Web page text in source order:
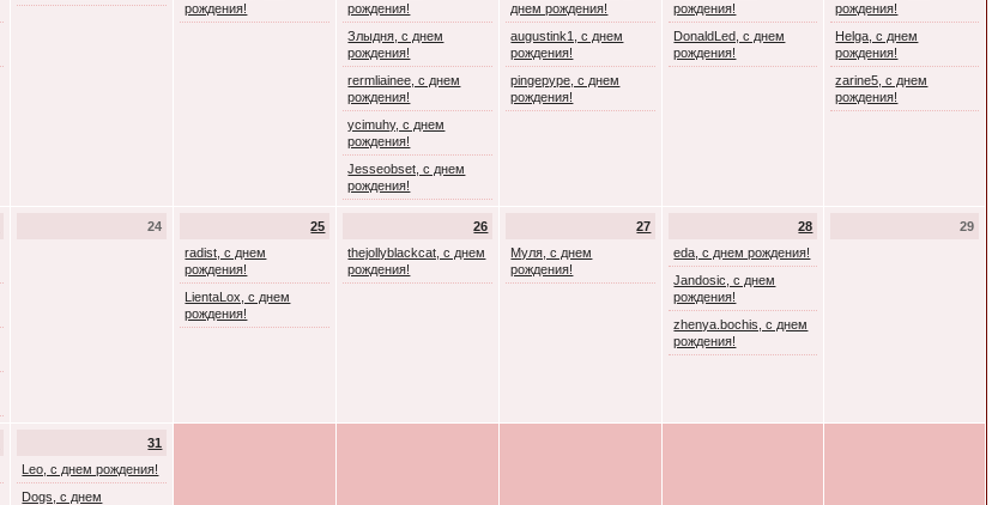
рождения!
рождения!
Злыдня, с днем
рождения!
rermliainee, с днем
рождения!
ycimuhy, с днем
рождения!
Jesseobset, с днем
рождения!
днем рождения!
augustink1, с днем
рождения!
pingepype, с днем
рождения!
рождения!
DonaldLed, с днем
рождения!
рождения!
Helga, с днем
рождения!
zarine5, с днем
рождения!
24
25
radist, с днем
рождения!
LientaLox, с днем
рождения!
26
thejollyblackcat, с днем
рождения!
27
Муля, с днем
рождения!
28
eda, с днем рождения!
Jandosic, с днем
рождения!
zhenya.bochis, с днем
рождения!
29
31
Leo, с днем рождения!
Dogs, с днем